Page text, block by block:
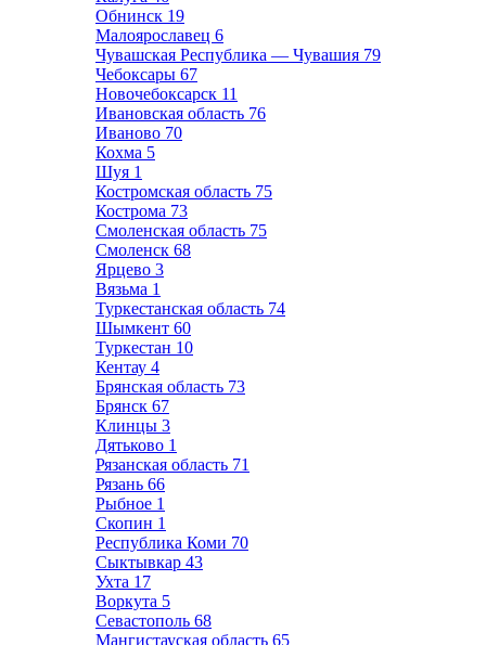
Обнинск 19
Малоярославец 6
Чувашская Республика — Чувашия 79
Чебоксары 67
Новочебоксарск 11
Ивановская область 76
Иваново 70
Кохма 5
Шуя 1
Костромская область 75
Кострома 73
Смоленская область 75
Смоленск 68
Ярцево 3
Вязьма 1
Туркестанская область 74
Шымкент 60
Туркестан 10
Кентау 4
Брянская область 73
Брянск 67
Клинцы 3
Дятьково 1
Рязанская область 71
Рязань 66
Рыбное 1
Скопин 1
Республика Коми 70
Сыктывкар 43
Ухта 17
Воркута 5
Севастополь 68
Мангистауская область 65